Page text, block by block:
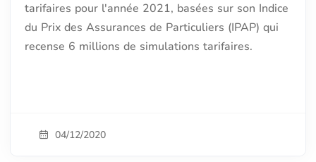
tarifaires pour l'année 2021, basées sur son Indice
du Prix des Assurances de Particuliers (IPAP) qui
recense 6 millions de simulations tarifaires.
04/12/2020